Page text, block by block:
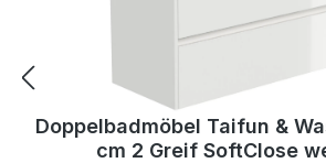
Doppelbadmöbel Taifun &
cm 2 Greif SoftClose